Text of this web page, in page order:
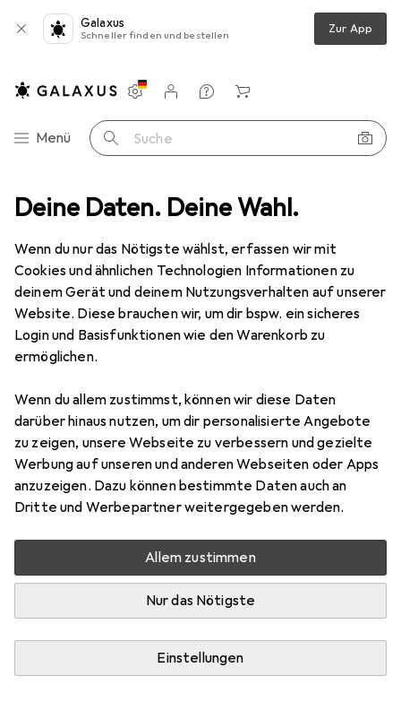
Deine Daten. Deine Wahl.
Wenn du nur das Nötigste wählst, erfassen wir mit
Cookies und ähnlichen Technologien Informationen zu
deinem Gerät und deinem Nutzungsverhalten auf unserer
Website. Diese brauchen wir, um dir bspw. ein sicheres
Login und Basisfunktionen wie den Warenkorb zu
ermöglichen.
Wenn du allem zustimmst, können wir diese Daten
darüber hinaus nutzen, um dir personalisierte Angebote
zu zeigen, unsere Webseite zu verbessern und gezielte
Werbung auf unseren und anderen Webseiten oder Apps
anzuzeigen. Dazu können bestimmte Daten auch an
Dritte und Werbepartner weitergegeben werden.
Allem zustimmen
Nur das Nötigste
Einstellungen
Galaxus
Schneller finden und bestellen Zur App
Navigation nach Kategorien
Menü Suche
Einstellungen
Kundenkonto
Vergleichslisten
Merklisten
Warenkorb
Bestseller Kleiderhaken +
Diese Seite bleibt immer aktuell und wird automatisch
aktualisiert. i
Metallwandhaken
100% Metall
Größe: 80 x 4 x 25 cm
Das meinen unsere Kunden i
Pro
Super Dekoelement
Genügen Hacken
Contra
Schrauben sind sichtbar
Schrauben sind nicht versenkbar